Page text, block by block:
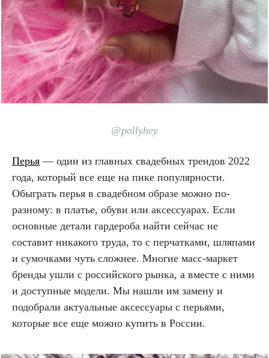
@pollyhey
Перья — один из главных свадебных трендов 2022
года, который все еще на пике популярности.
Обыграть перья в свадебном образе можно по-
разному: в платье, обуви или аксессуарах. Если
основные детали гардероба найти сейчас не
составит никакого труда, то с перчатками, шляпами
и сумочками чуть сложнее. Многие масс-маркет
бренды ушли с российского рынка, а вместе с ними
и доступные модели. Мы нашли им замену и
подобрали актуальные аксессуары с перьями,
которые все еще можно купить в России.